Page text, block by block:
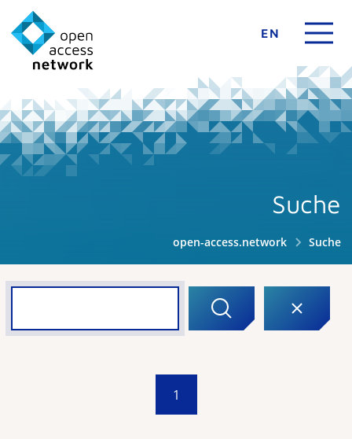
EN
Suche
open-access.network Suche
1